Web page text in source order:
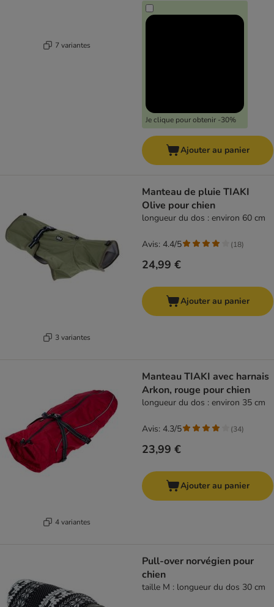
7 variantes
Je clique pour obtenir -30%
Ajouter au panier
3 variantes
Manteau de pluie TIAKI
Olive pour chien
longueur du dos : environ 60 cm
24,99 €
Avis: 4.4/5 (18)
Ajouter au panier
4 variantes
Manteau TIAKI avec harnais
Arkon, rouge pour chien
longueur du dos : environ 35 cm
23,99 €
Avis: 4.3/5 (34)
Ajouter au panier
Pull-over norvégien pour
chien
taille M : longueur du dos 30 cm